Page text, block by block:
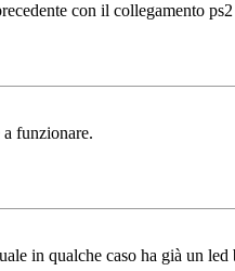
con il collegamento
funzionare.
in qualche caso ha già un led